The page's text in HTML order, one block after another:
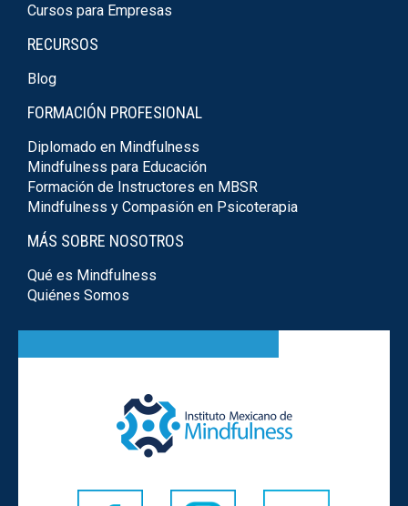
Cursos para Empresas
RECURSOS
Blog
FORMACIÓN PROFESIONAL
Diplomado en Mindfulness
Mindfulness para Educación
Formación de Instructores en MBSR
Mindfulness y Compasión en Psicoterapia
MÁS SOBRE NOSOTROS
Qué es Mindfulness
Quiénes Somos